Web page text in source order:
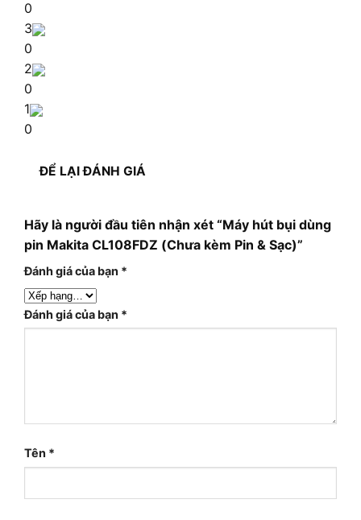
0
3
0
2
0
1
0
ĐỂ LẠI ĐÁNH GIÁ
Hãy là người đầu tiên nhận xét “Máy hút bụi dùng
pin Makita CL108FDZ (Chưa kèm Pin & Sạc)”
Đánh giá của bạn *
Đánh giá của bạn *
Tên *